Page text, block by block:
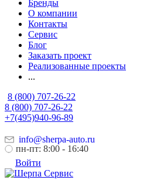
Бренды
О компании
Контакты
Сервис
Блог
Заказать проект
Реализованные проекты
...
8 (800) 707-26-22
8 (800) 707-26-22
+7(495)940-96-89
info@sherpa-auto.ru
пн-пт: 8:00 - 16:40
Войти